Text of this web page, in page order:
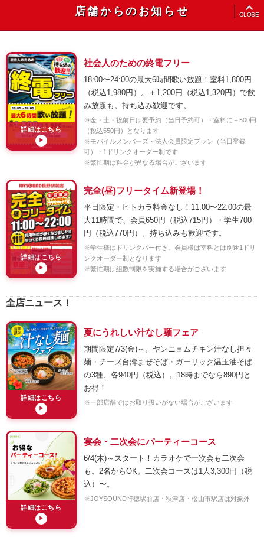
店舗からのお知らせ CLOSE
詳細はこちら
▶
社会人のための終電フリー
18:00〜24:00の最大6時間歌い放題！室料1,800円
（税込1,980円）。＋1,200円（税込1,320円）で飲
み放題も。持ち込み歓迎です。
※金・土・祝前日は要予約（当日予約可）・室料に＋500円
（税込550円）となります
※モバイルメンバーズ・法人会員限定プラン（当日登録
可）・1ドリンクオーダー制です
※繁忙期は料金が異なる場合がございます
詳細はこちら
▶
完全(昼)フリータイム新登場！
平日限定・ヒトカラ料金なし！11:00〜22:00の最
大11時間で、会員650円（税込715円）・学生700
円（税込770円）。持ち込みも歓迎です。
※学生様はドリンクバー付き。会員様は室料とは別途1ドリ
ンクオーダー制となります
※繁忙期は組数制限を実施する場合がございます
全店ニュース！
詳細はこちら
▶
夏にうれしい汁なし麺フェア
期間限定7/3(金)～。ヤンニョムチキン汁なし担々
麺・チーズ台湾まぜそば・ガーリック温玉油そば
の3種、各940円（税込）。18時までなら890円と
お得！
※一部店舗ではお取り扱いがない場合がございます
詳細はこちら
▶
宴会・二次会にパーティーコース
6/4(木)～スタート！カラオケで一次会も二次会
も。2名からOK。二次会コースは1人3,300円（税
込）〜。
※JOYSOUND行徳駅前店・秋津店・松山市駅店は対象外